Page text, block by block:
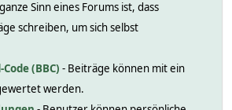
Sinn eines Forums ist, dass
schreiben, um sich selbst
(BBC) - Beiträge können mit ein
werden.